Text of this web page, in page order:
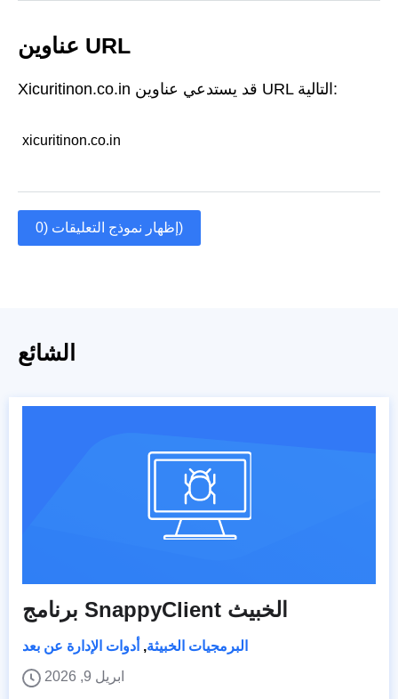
عناوين URL
Xicuritinon.co.in قد يستدعي عناوين URL التالية:
xicuritinon.co.in
إظهار نموذج التعليقات (0)
الشائع
برنامج SnappyClient الخبيث
البرمجيات الخبيثة, أدوات الإدارة عن بعد
ابريل 9, 2026